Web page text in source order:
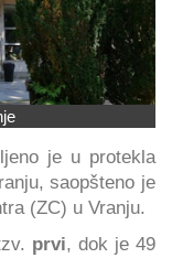
je u protekla
saopšteno je
(ZC) u Vranju.
prvi, dok je 49